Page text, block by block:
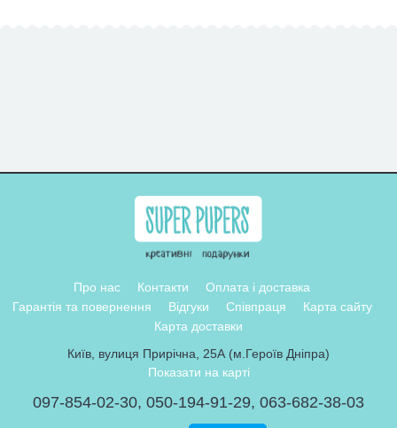
Про нас Контакти
Оплата і доставка
Гарантія та повернення
Відгуки Співпраця
Карта сайту
Карта доставки
Київ, вулиця Прирічна, 25А (м.Героїв Дніпра)
Показати на карті
097-854-02-30, 050-194-91-29, 063-682-38-03